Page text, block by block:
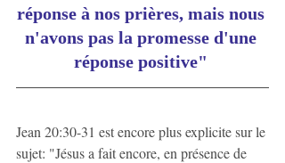
réponse à nos prières, mais nous
n'avons pas la promesse d'une
réponse positive"​
Jean 20:30-31​ est encore plus explicite sur le
sujet: "Jésus a fait encore, en présence de